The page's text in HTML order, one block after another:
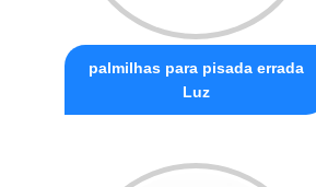
palmilhas para pisada errada
Luz